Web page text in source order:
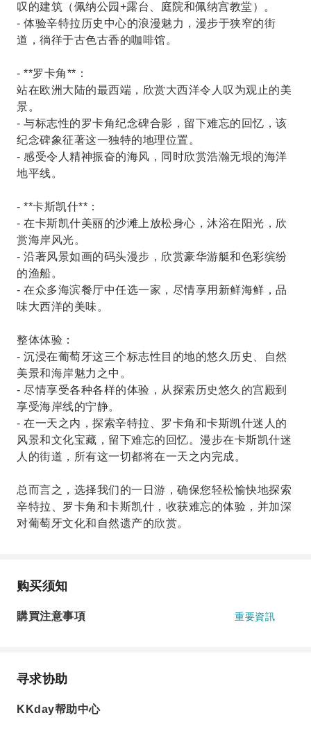
叹的建筑（佩纳公园+露台、庭院和佩纳宫教堂）。
- 体验辛特拉历史中心的浪漫魅力，漫步于狭窄的街
道，徜徉于古色古香的咖啡馆。
- **罗卡角**：
站在欧洲大陆的最西端，欣赏大西洋令人叹为观止的美
景。
- 与标志性的罗卡角纪念碑合影，留下难忘的回忆，该
纪念碑象征著这一独特的地理位置。
- 感受令人精神振奋的海风，同时欣赏浩瀚无垠的海洋
地平线。
- **卡斯凯什**：
- 在卡斯凯什美丽的沙滩上放松身心，沐浴在阳光，欣
赏海岸风光。
- 沿著风景如画的码头漫步，欣赏豪华游艇和色彩缤纷
的渔船。
- 在众多海滨餐厅中任选一家，尽情享用新鲜海鲜，品
味大西洋的美味。
整体体验：
- 沉浸在葡萄牙这三个标志性目的地的悠久历史、自然
美景和海岸魅力之中。
- 尽情享受各种各样的体验，从探索历史悠久的宫殿到
享受海岸线的宁静。
- 在一天之内，探索辛特拉、罗卡角和卡斯凯什迷人的
风景和文化宝藏，留下难忘的回忆。漫步在卡斯凯什迷
人的街道，所有这一切都将在一天之内完成。
总而言之，选择我们的一日游，确保您轻松愉快地探索
辛特拉、罗卡角和卡斯凯什，收获难忘的体验，并加深
对葡萄牙文化和自然遗产的欣赏。
购买须知
購買注意事項 重要資訊
寻求协助
KKday帮助中心